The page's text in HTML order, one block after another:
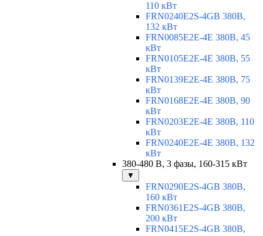
110 кВт
FRN0240E2S-4GB 380В,
132 кВт
FRN0085E2E-4E 380В, 45
кВт
FRN0105E2E-4E 380В, 55
кВт
FRN0139E2E-4E 380В, 75
кВт
FRN0168E2E-4E 380В, 90
кВт
FRN0203E2E-4E 380В, 110
кВт
FRN0240E2E-4E 380В, 132
кВт
380-480 В, 3 фазы, 160-315 кВт
▼
FRN0290E2S-4GB 380В,
160 кВт
FRN0361E2S-4GB 380В,
200 кВт
FRN0415E2S-4GB 380В,